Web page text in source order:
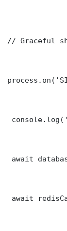
// Graceful
await
await